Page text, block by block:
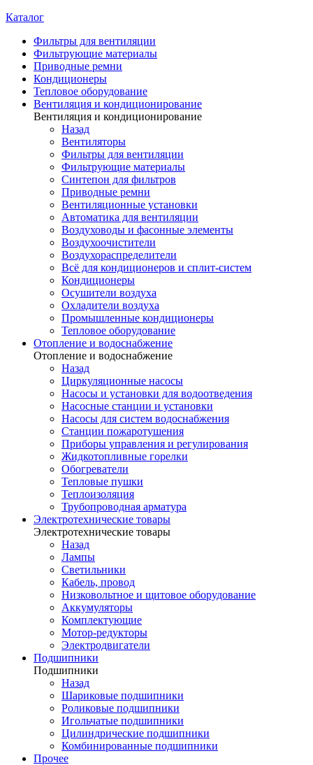
Каталог
Фильтры для вентиляции
Фильтрующие материалы
Приводные ремни
Кондиционеры
Тепловое оборудование
Вентиляция и кондиционирование
Вентиляция и кондиционирование
Назад
Вентиляторы
Фильтры для вентиляции
Фильтрующие материалы
Синтепон для фильтров
Приводные ремни
Вентиляционные установки
Автоматика для вентиляции
Воздуховоды и фасонные элементы
Воздухоочистители
Воздухораспределители
Всё для кондиционеров и сплит-систем
Кондиционеры
Осушители воздуха
Охладители воздуха
Промышленные кондиционеры
Тепловое оборудование
Отопление и водоснабжение
Отопление и водоснабжение
Назад
Циркуляционные насосы
Насосы и установки для водоотведения
Насосные станции и установки
Насосы для систем водоснабжения
Станции пожаротушения
Приборы управления и регулирования
Жидкотопливные горелки
Обогреватели
Тепловые пушки
Теплоизоляция
Трубопроводная арматура
Электротехнические товары
Электротехнические товары
Назад
Лампы
Светильники
Кабель, провод
Низковольтное и щитовое оборудование
Аккумуляторы
Комплектующие
Мотор-редукторы
Электродвигатели
Подшипники
Подшипники
Назад
Шариковые подшипники
Роликовые подшипники
Игольчатые подшипники
Цилиндрические подшипники
Комбинированные подшипники
Прочее